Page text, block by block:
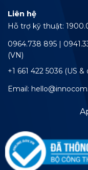
Liên hệ
Hỗ trợ kỹ thuật:
0964.738 895 |
(VN)
+1 661 422 5036 (US &
Email: